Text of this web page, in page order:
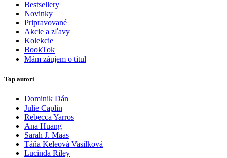
Bestsellery
Novinky
Pripravované
Akcie a zľavy
Kolekcie
BookTok
Mám záujem o titul
Top autori
Dominik Dán
Julie Caplin
Rebecca Yarros
Ana Huang
Sarah J. Maas
Táňa Keleová Vasilková
Lucinda Riley